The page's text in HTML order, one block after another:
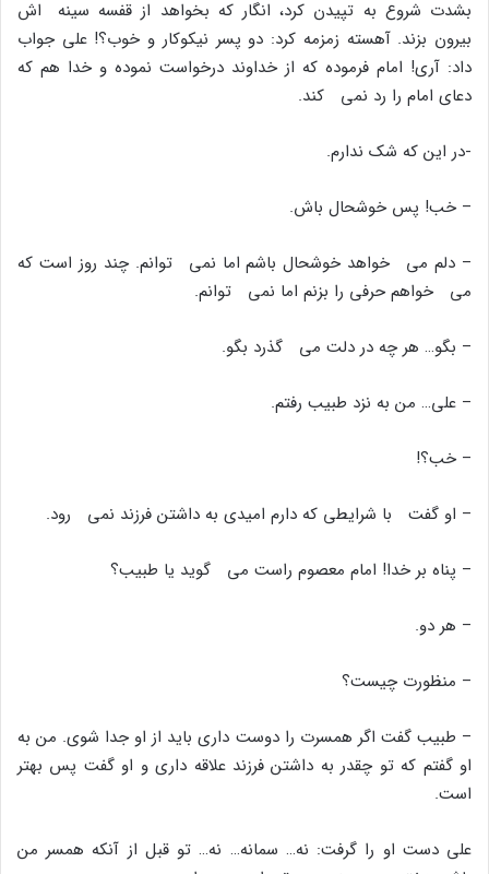
بشدت شروع به تپیدن کرد، انگار که بخواهد از قفسه سینه اش
بیرون بزند. آهسته زمزمه کرد: دو پسر نیکوکار و خوب؟! على جواب
داد: آرى! امام فرموده که از خداوند درخواست نموده و خدا هم که
دعاى امام را رد نمى کند.
-در این که شک ندارم.
– خب! پس خوشحال باش.
– دلم مى خواهد خوشحال باشم اما نمى توانم. چند روز است که
مى خواهم حرفى را بزنم اما نمى توانم.
– بگو… هر چه در دلت مى گذرد بگو.
– على… من به نزد طبیب رفتم.
– خب؟!
– او گفت با شرایطى که دارم امیدى به داشتن فرزند نمى رود.
– پناه بر خدا! امام معصوم راست مى گوید یا طبیب؟
– هر دو.
– منظورت چیست؟
– طبیب گفت اگر همسرت را دوست دارى باید از او جدا شوى. من به
او گفتم که تو چقدر به داشتن فرزند علاقه دارى و او گفت پس بهتر
است.
على دست او را گرفت: نه… سمانه… نه… تو قبل از آنکه همسر من